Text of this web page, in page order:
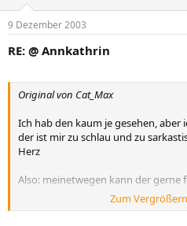
9 Dezember 2003
RE: @ Annkathrin
Original von Cat_Max
Ich hab den kaum je gesehen,
der ist mir zu schlau und zu
Herz
Also: meinetwegen kann der gerne
LG Anke
Zum